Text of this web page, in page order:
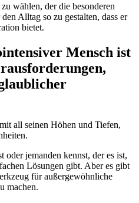
wählen, der die besonderen
Alltag so zu gestalten, dass er
bietet.
Mensch ist
all seinen Höhen und Tiefen,
oder jemanden kennst, der es ist,
Lösungen gibt. Aber es gibt
für außergewöhnliche
machen.